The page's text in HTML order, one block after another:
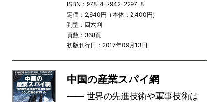
ISBN：978-4-7942-2297-8
定価：2,640円（本体：2,400円）
判型：四六判
頁数：368頁
初版刊行日：2017年09月13日
中国の産業スパイ網
―― 世界の先進技術や軍事技術は